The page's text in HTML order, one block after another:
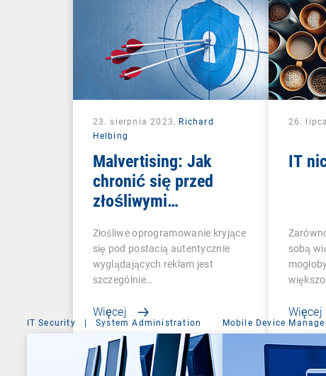
23. sierpnia 2023, Richard
Helbing
Malvertising: Jak
chronić się przed
złośliwymi
Złośliwe oprogramowanie kryjące
się pod postacią autentycznie
wyglądających reklam jest
szczególnie…
Więcej
26.
IT
sobą
Więcej
IT Security System Administration Mobile Device